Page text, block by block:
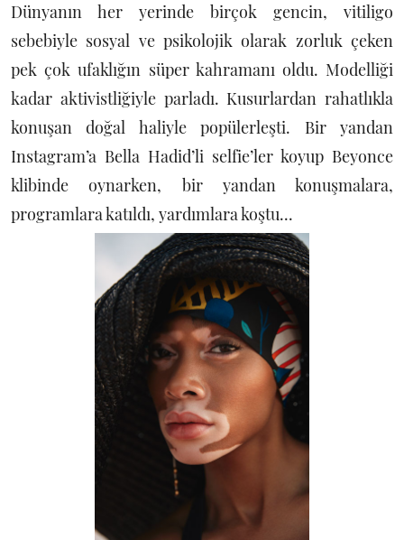
Dünyanın her yerinde birçok gencin, vitiligo
sebebiyle sosyal ve psikolojik olarak zorluk çeken
pek çok ufaklığın süper kahramanı oldu. Modelliği
kadar aktivistliğiyle parladı. Kusurlardan rahatlıkla
konuşan doğal haliyle popülerleşti. Bir yandan
Instagram’a Bella Hadid’li selfie’ler koyup Beyonce
klibinde oynarken, bir yandan konuşmalara,
programlara katıldı, yardımlara koştu...